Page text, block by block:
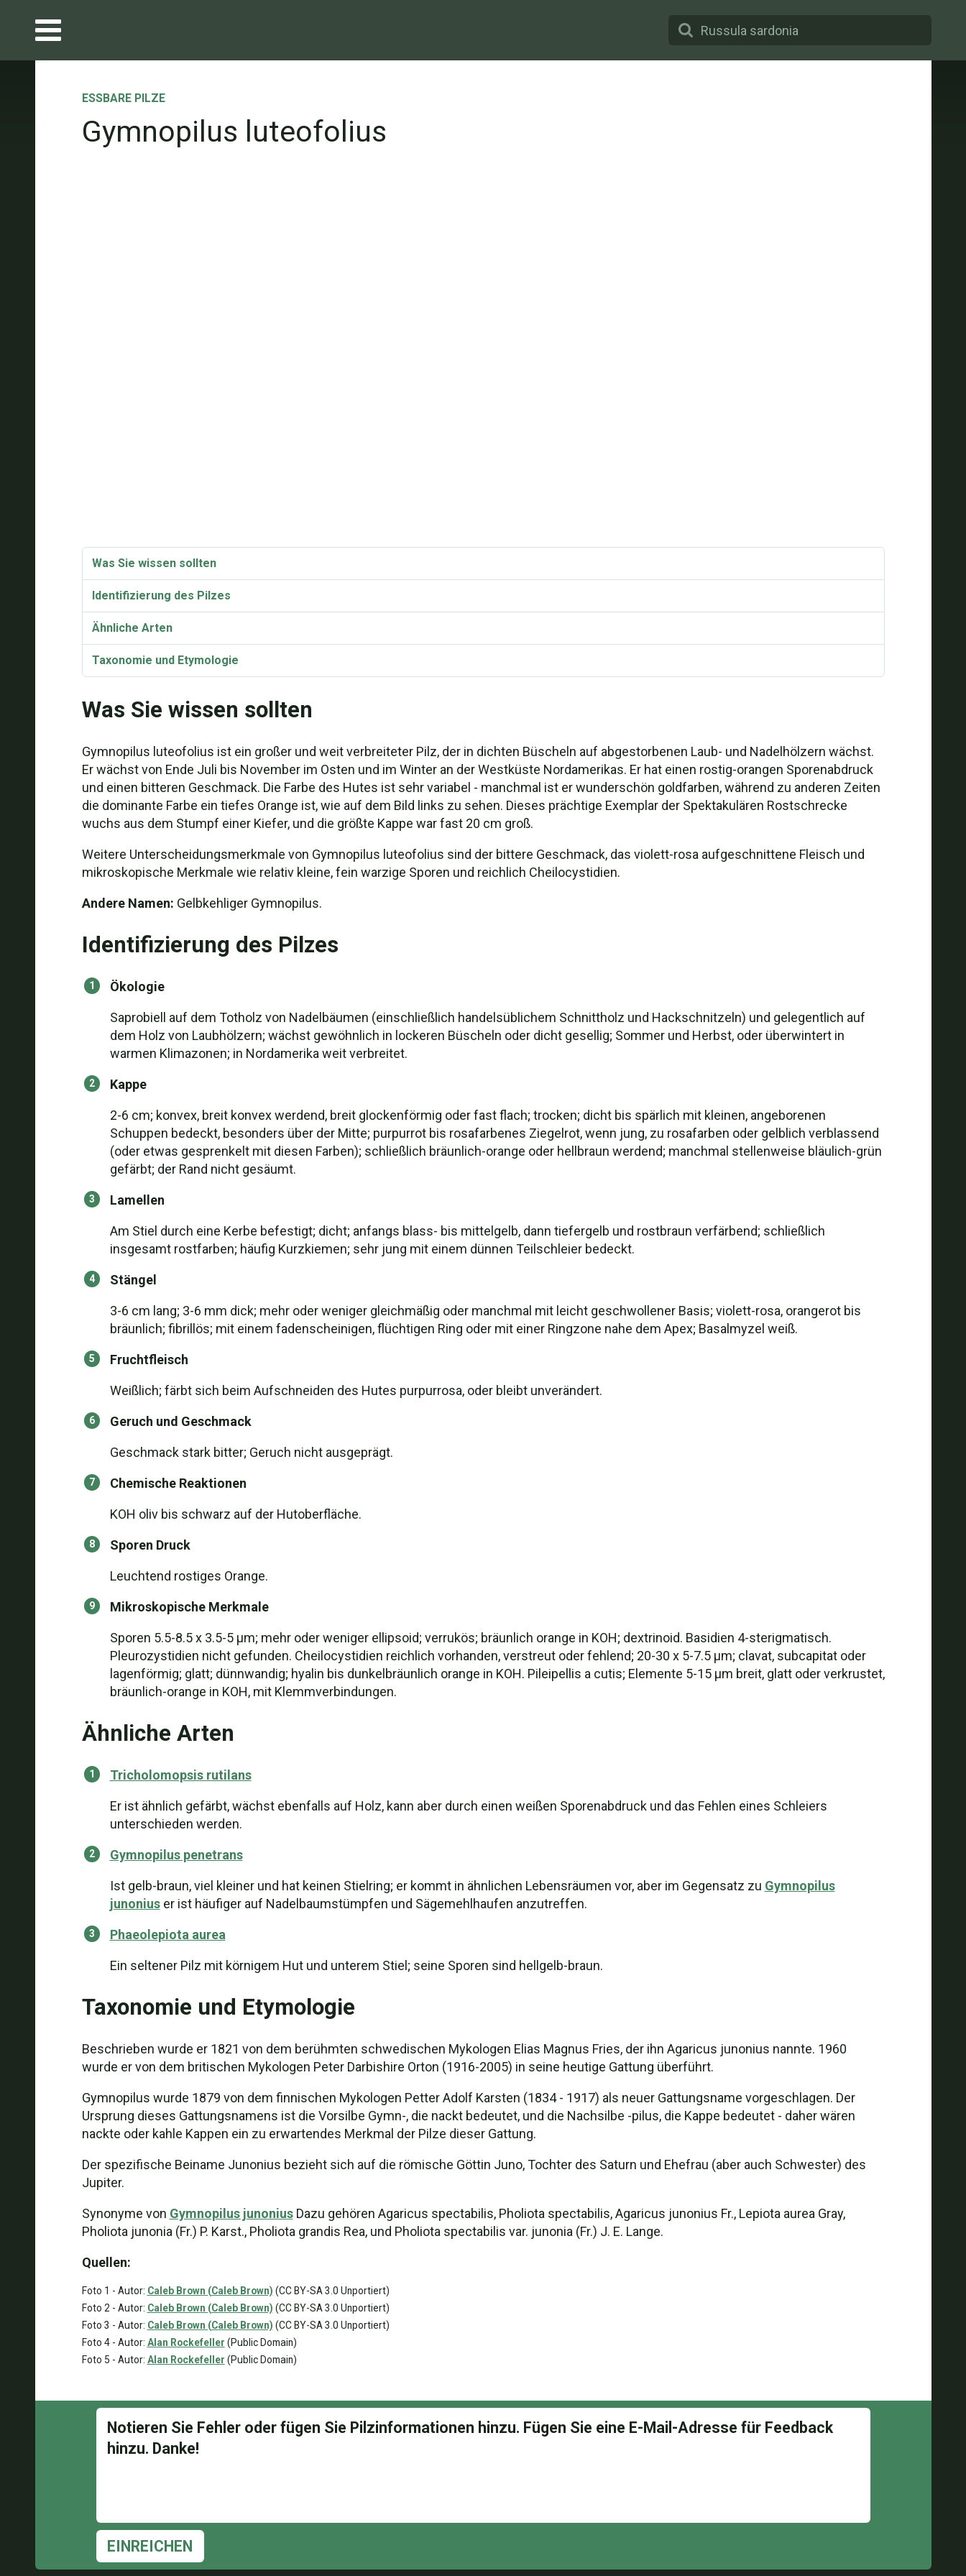
ESSBARE PILZE
Gymnopilus luteofolius
Was Sie wissen sollten
Identifizierung des Pilzes
Ähnliche Arten
Taxonomie und Etymologie
Was Sie wissen sollten
Gymnopilus luteofolius ist ein großer und weit verbreiteter Pilz, der in dichten Büscheln auf abgestorbenen Laub- und Nadelhölzern wächst.
Er wächst von Ende Juli bis November im Osten und im Winter an der Westküste Nordamerikas. Er hat einen rostig-orangen Sporenabdruck
und einen bitteren Geschmack. Die Farbe des Hutes ist sehr variabel - manchmal ist er wunderschön goldfarben, während zu anderen Zeiten
die dominante Farbe ein tiefes Orange ist, wie auf dem Bild links zu sehen. Dieses prächtige Exemplar der Spektakulären Rostschrecke
wuchs aus dem Stumpf einer Kiefer, und die größte Kappe war fast 20 cm groß.
Weitere Unterscheidungsmerkmale von Gymnopilus luteofolius sind der bittere Geschmack, das violett-rosa aufgeschnittene Fleisch und
mikroskopische Merkmale wie relativ kleine, fein warzige Sporen und reichlich Cheilocystidien.
Andere Namen: Gelbkehliger Gymnopilus.
Identifizierung des Pilzes
Ökologie
Saprobiell auf dem Totholz von Nadelbäumen (einschließlich handelsüblichem Schnittholz und Hackschnitzeln) und gelegentlich auf
dem Holz von Laubhölzern; wächst gewöhnlich in lockeren Büscheln oder dicht gesellig; Sommer und Herbst, oder überwintert in
warmen Klimazonen; in Nordamerika weit verbreitet.
Kappe
2-6 cm; konvex, breit konvex werdend, breit glockenförmig oder fast flach; trocken; dicht bis spärlich mit kleinen, angeborenen
Schuppen bedeckt, besonders über der Mitte; purpurrot bis rosafarbenes Ziegelrot, wenn jung, zu rosafarben oder gelblich verblassend
(oder etwas gesprenkelt mit diesen Farben); schließlich bräunlich-orange oder hellbraun werdend; manchmal stellenweise bläulich-grün
gefärbt; der Rand nicht gesäumt.
Lamellen
Am Stiel durch eine Kerbe befestigt; dicht; anfangs blass- bis mittelgelb, dann tiefergelb und rostbraun verfärbend; schließlich
insgesamt rostfarben; häufig Kurzkiemen; sehr jung mit einem dünnen Teilschleier bedeckt.
Stängel
3-6 cm lang; 3-6 mm dick; mehr oder weniger gleichmäßig oder manchmal mit leicht geschwollener Basis; violett-rosa, orangerot bis
bräunlich; fibrillös; mit einem fadenscheinigen, flüchtigen Ring oder mit einer Ringzone nahe dem Apex; Basalmyzel weiß.
Fruchtfleisch
Weißlich; färbt sich beim Aufschneiden des Hutes purpurrosa, oder bleibt unverändert.
Geruch und Geschmack
Geschmack stark bitter; Geruch nicht ausgeprägt.
Chemische Reaktionen
KOH oliv bis schwarz auf der Hutoberfläche.
Sporen Druck
Leuchtend rostiges Orange.
Mikroskopische Merkmale
Sporen 5.5-8.5 x 3.5-5 µm; mehr oder weniger ellipsoid; verrukös; bräunlich orange in KOH; dextrinoid. Basidien 4-sterigmatisch.
Pleurozystidien nicht gefunden. Cheilocystidien reichlich vorhanden, verstreut oder fehlend; 20-30 x 5-7.5 µm; clavat, subcapitat oder
lagenförmig; glatt; dünnwandig; hyalin bis dunkelbräunlich orange in KOH. Pileipellis a cutis; Elemente 5-15 µm breit, glatt oder verkrustet,
bräunlich-orange in KOH, mit Klemmverbindungen.
Ähnliche Arten
Tricholomopsis rutilans
Er ist ähnlich gefärbt, wächst ebenfalls auf Holz, kann aber durch einen weißen Sporenabdruck und das Fehlen eines Schleiers
unterschieden werden.
Gymnopilus penetrans
Ist gelb-braun, viel kleiner und hat keinen Stielring; er kommt in ähnlichen Lebensräumen vor, aber im Gegensatz zu Gymnopilus
junoniuser ist häufiger auf Nadelbaumstümpfen und Sägemehlhaufen anzutreffen.
Phaeolepiota aurea
Ein seltener Pilz mit körnigem Hut und unterem Stiel; seine Sporen sind hellgelb-braun.
Taxonomie und Etymologie
Beschrieben wurde er 1821 von dem berühmten schwedischen Mykologen Elias Magnus Fries, der ihn Agaricus junonius nannte. 1960
wurde er von dem britischen Mykologen Peter Darbishire Orton (1916-2005) in seine heutige Gattung überführt.
Gymnopilus wurde 1879 von dem finnischen Mykologen Petter Adolf Karsten (1834 - 1917) als neuer Gattungsname vorgeschlagen. Der
Ursprung dieses Gattungsnamens ist die Vorsilbe Gymn-, die nackt bedeutet, und die Nachsilbe -pilus, die Kappe bedeutet - daher wären
nackte oder kahle Kappen ein zu erwartendes Merkmal der Pilze dieser Gattung.
Der spezifische Beiname Junonius bezieht sich auf die römische Göttin Juno, Tochter des Saturn und Ehefrau (aber auch Schwester) des
Jupiter.
Synonyme von Gymnopilus junoniusDazu gehören Agaricus spectabilis, Pholiota spectabilis, Agaricus junonius Fr., Lepiota aurea Gray,
Pholiota junonia (Fr.) P. Karst., Pholiota grandis Rea, und Pholiota spectabilis var. junonia (Fr.) J. E. Lange.
Quellen:
Foto 1 - Autor: Caleb Brown (Caleb Brown) (CC BY-SA 3.0 Unportiert)
Foto 2 - Autor: Caleb Brown (Caleb Brown) (CC BY-SA 3.0 Unportiert)
Foto 3 - Autor: Caleb Brown (Caleb Brown) (CC BY-SA 3.0 Unportiert)
Foto 4 - Autor: Alan Rockefeller (Public Domain)
Foto 5 - Autor: Alan Rockefeller (Public Domain)
EINREICHEN